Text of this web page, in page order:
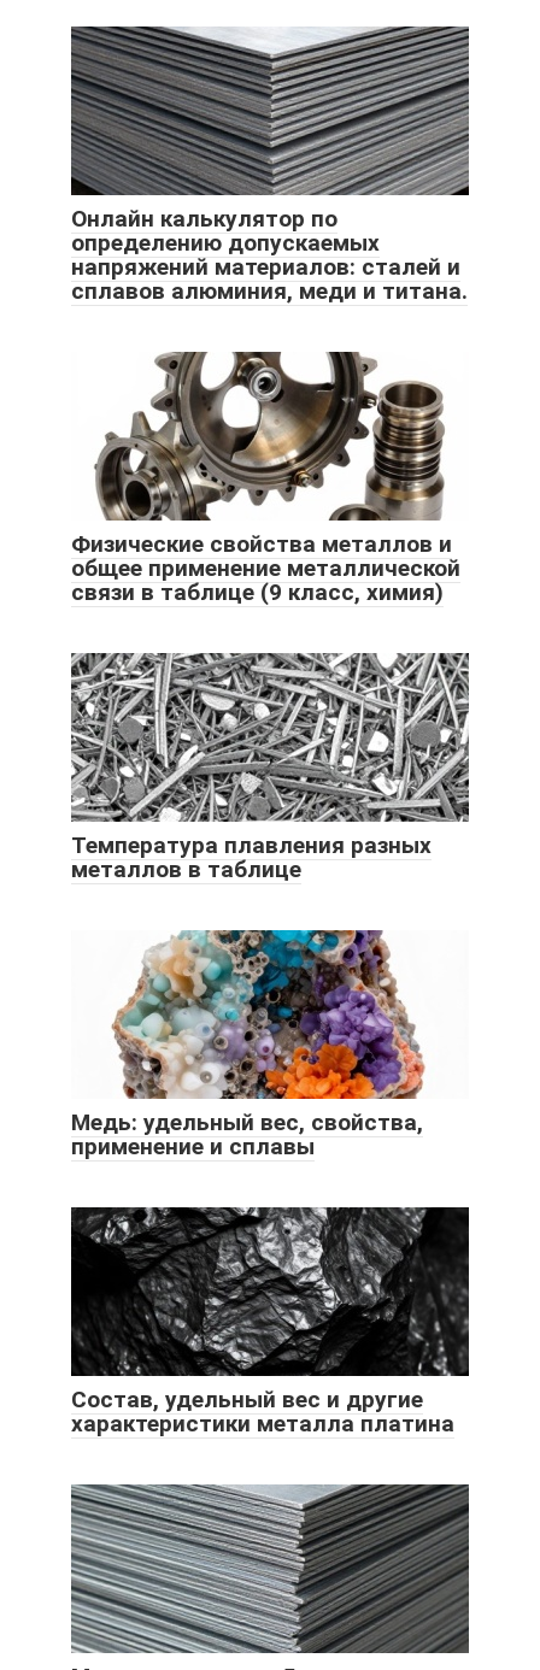
Онлайн калькулятор по
определению допускаемых
напряжений материалов: сталей и
сплавов алюминия, меди и титана.
Физические свойства металлов и
общее применение металлической
связи в таблице (9 класс, химия)
Температура плавления разных
металлов в таблице
Медь: удельный вес, свойства,
применение и сплавы
Состав, удельный вес и другие
характеристики металла платина